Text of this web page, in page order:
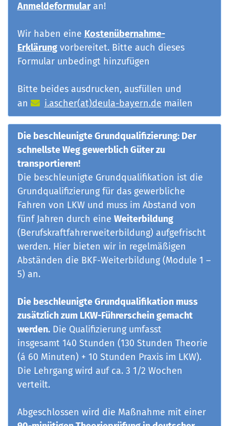
Anmeldeformularan!
Wir haben eine Kostenübernahme-
Erklärungvorbereitet. Bitte auch dieses
Formular unbedingt hinzufügen
Bitte beides ausdrucken, ausfüllen und
an
i.ascher(at)deula-bayern.de mailen
Die beschleunigte Grundqualifizierung: Der
schnellste Weg gewerblich Güter zu
transportieren!
Die beschleunigte Grundqualifikation ist die
Grundqualifizierung für das gewerbliche
Fahren von LKW und muss im Abstand von
fünf Jahren durch eine Weiterbildung
(Berufskraftfahrerweiterbildung) aufgefrischt
werden. Hier bieten wir in regelmäßigen
Abständen die BKF-Weiterbildung (Module 1 –
5) an.
Die beschleunigte Grundqualifikation muss
zusätzlich zum LKW-Führerschein gemacht
werden.Die Qualifizierung umfasst
insgesamt 140 Stunden (130 Stunden Theorie
(á 60 Minuten) + 10 Stunden Praxis im LKW).
Die Lehrgang wird auf ca. 3 1/2 Wochen
verteilt.
Abgeschlossen wird die Maßnahme mit einer